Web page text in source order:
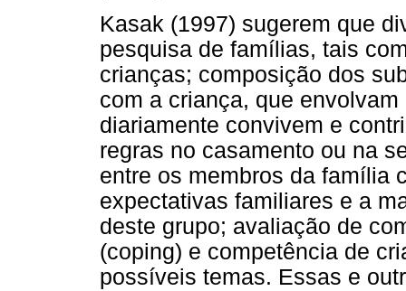
Kasak (1997) sugerem que
pesquisa de famílias, tais
crianças; composição dos
com a criança, que
diariamente convivem e
regras no casamento ou na
entre os membros da família
expectativas familiares e a
deste grupo; avaliação de
(coping) e competência de
possíveis temas. Essas e